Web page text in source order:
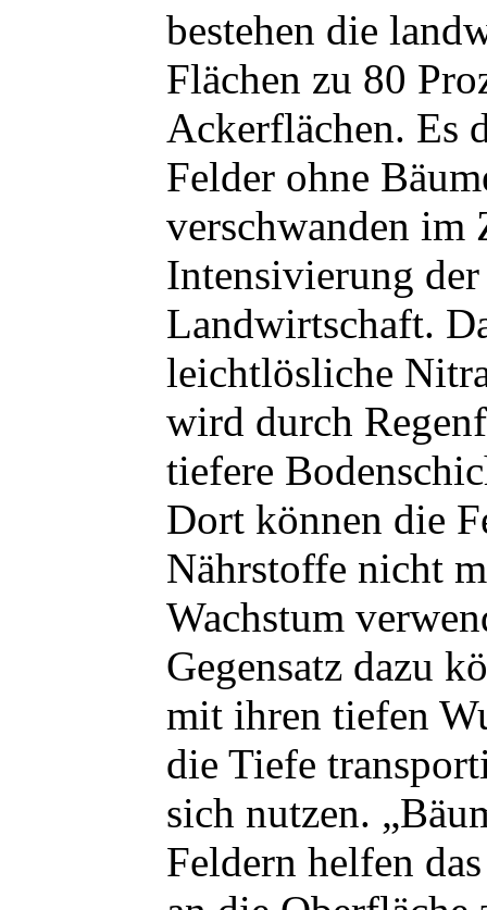
bestehen die
Flächen zu 80
Ackerflächen. Es
Felder ohne
verschwanden im
Intensivierung der
Landwirtschaft.
leichtlösliche
wird durch
tiefere
Dort können die
Nährstoffe nicht
Wachstum
Gegensatz dazu
mit ihren tiefen
die Tiefe
sich nutzen.
Feldern helfen